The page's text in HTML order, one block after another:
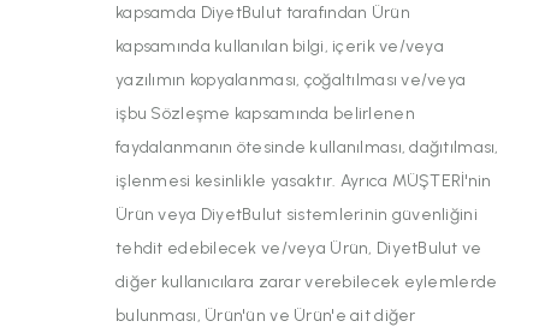
kapsamda DiyetBulut tarafından Ürün
kapsamında kullanılan bilgi, içerik ve/veya
yazılımın kopyalanması, çoğaltılması ve/veya
işbu Sözleşme kapsamında belirlenen
faydalanmanın ötesinde kullanılması, dağıtılması,
işlenmesi kesinlikle yasaktır. Ayrıca MÜŞTERİ'nin
Ürün veya DiyetBulut sistemlerinin güvenliğini
tehdit edebilecek ve/veya Ürün, DiyetBulut ve
diğer kullanıcılara zarar verebilecek eylemlerde
bulunması, Ürün'ün ve Ürün'e ait diğer